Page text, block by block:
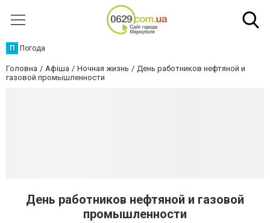
П Погода
Головна Афіша Ночная жизнь
День работников нефтяной и
газовой промышленности
День работников нефтяной и газовой
промышленности